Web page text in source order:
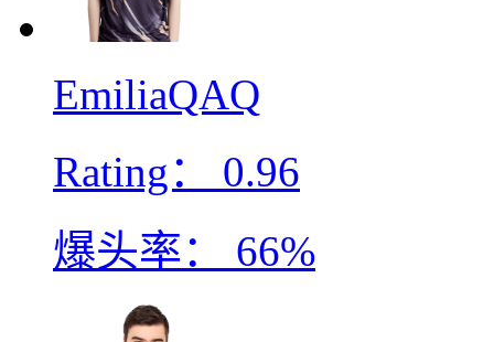
EmiliaQAQ
Rating：
0.96
爆头率：
66%